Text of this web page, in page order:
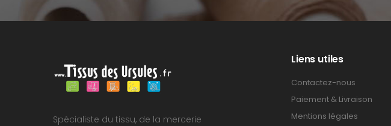
Spécialiste du tissu, de la mercerie
Liens utiles
Contactez-nous
Paiement & Livraison
Mentions légales